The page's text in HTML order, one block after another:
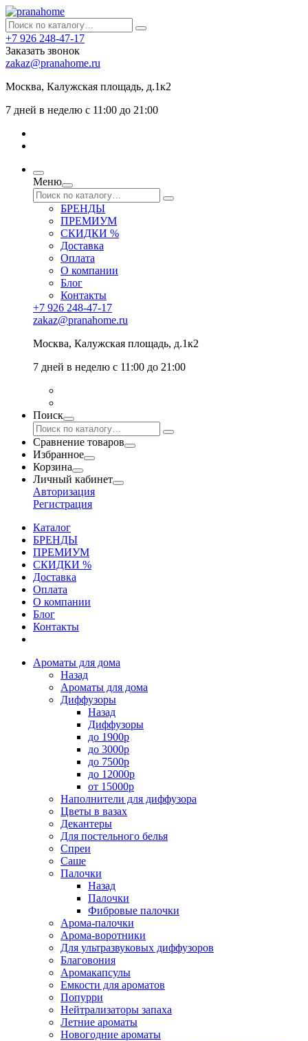
+7 926 248-47-17
Заказать звонок
zakaz@pranahome.ru
Москва, Калужская площадь, д.1к2
7 дней в неделю с 11:00 до 21:00
Меню
БРЕНДЫ
ПРЕМИУМ
СКИДКИ %
Доставка
Оплата
О компании
Блог
Контакты
+7 926 248-47-17
zakaz@pranahome.ru
Москва, Калужская площадь, д.1к2
7 дней в неделю с 11:00 до 21:00
Поиск
Сравнение товаров
Избранное
Корзина
Личный кабинет
Авторизация
Регистрация
Каталог
БРЕНДЫ
ПРЕМИУМ
СКИДКИ %
Доставка
Оплата
О компании
Блог
Контакты
Ароматы для дома
Назад
Ароматы для дома
Диффузоры
Назад
Диффузоры
до 1900р
до 3000р
до 7500р
до 12000р
от 15000р
Наполнители для диффузора
Цветы в вазах
Декантеры
Для постельного белья
Спреи
Саше
Палочки
Назад
Палочки
Фибровые палочки
Арома-палочки
Арома-воротники
Для ультразвуковых диффузоров
Благовония
Аромакапсулы
Емкости для ароматов
Попурри
Нейтрализаторы запаха
Летние ароматы
Новогодние ароматы